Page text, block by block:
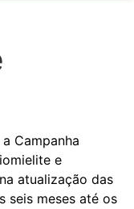
Campanha
e
atualização das
seis meses até os